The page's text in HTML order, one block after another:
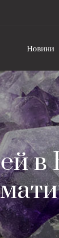
Новини
в